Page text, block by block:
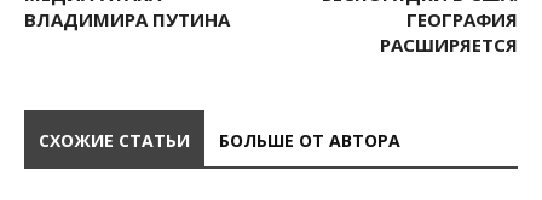
ВЛАДИМИРА ПУТИНА
ГЕОГРАФИЯ
РАСШИРЯЕТСЯ
СХОЖИЕ СТАТЬИ БОЛЬШЕ ОТ АВТОРА